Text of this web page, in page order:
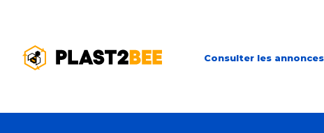
Consulter les annonces